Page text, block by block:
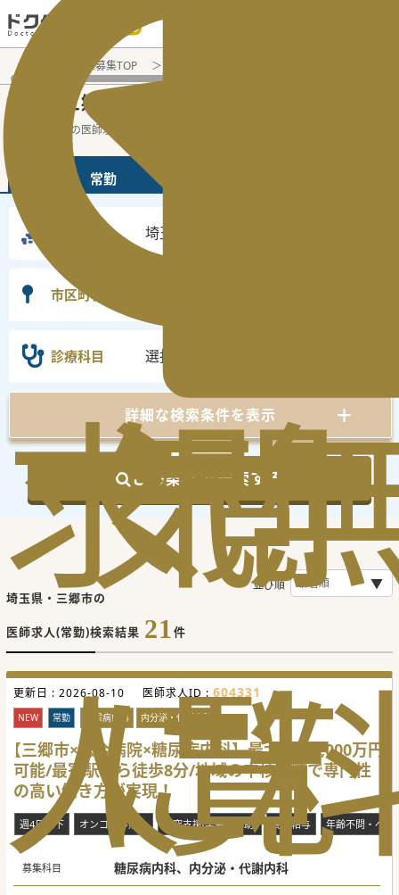
求
人
気
に
閲
覧
医師転職・求人募集TOP
埼玉県三郷市
埼玉県の常勤の医師求人の検索結果です。
常勤
埼玉県
市区町村
診療科目 選択なし
詳細な検索条件を表示
この条件で検索する
埼玉県・三郷市の
医師求人(常勤)検索結果 21件
並び順
更新日 : 2026-08-10 医師求人ID : 604331
NEW 常勤 糖尿病内科 内分泌・代謝内科
【三郷市×総合病院×糖尿病内科】最大年収2,000万円
可能/最寄駅から徒歩8分/地域の中核病院で専門性
の高い働き方が実現！
週4日以下 オンコール無し 研究支援(学会費補助) 高額給与 年齢不問・ベテ
募集科目 糖尿病内科、内分泌・代謝内科